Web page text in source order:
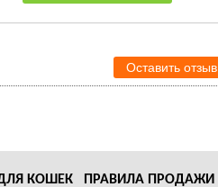
Оставить отзыв
КОШЕК ПРАВИЛА ПРОДАЖИ